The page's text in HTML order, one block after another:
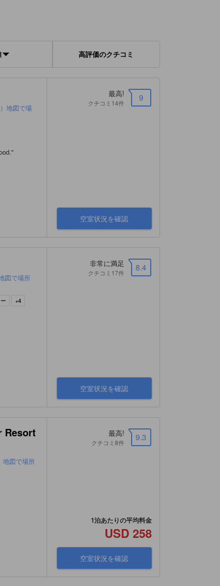
高評価のクチコミ
地図で場
"
9
最高!
クチコミ14件
空室状況を確認
図で場所
+4
8.4
非常に満足
クチコミ17件
空室状況を確認
Resort
地図で場所
9.3
最高!
クチコミ8件
1泊あたりの平均料金
USD 258
空室状況を確認